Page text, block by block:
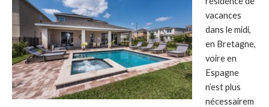
vacances
dans le midi,
en Bretagne,
voire en
Espagne
n’est plus
nécessairem